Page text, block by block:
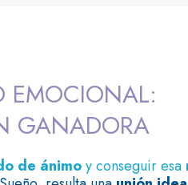
EMOCIONAL:
GANADORA
de ánimoy conseguir esa